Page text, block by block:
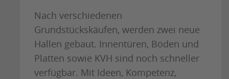
Nach verschiedenen
Grundstückskäufen, werden zwei neue
Hallen gebaut. Innentüren, Böden und
Platten sowie KVH sind noch schneller
verfügbar. Mit Ideen, Kompetenz,